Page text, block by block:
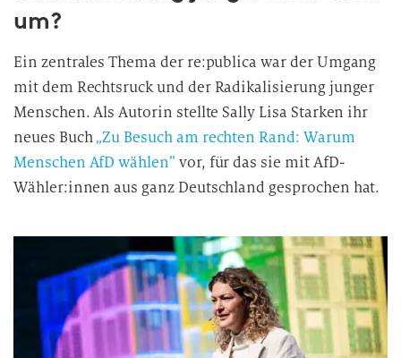
um?
Ein zentrales Thema der re:publica war der Umgang
mit dem Rechtsruck und der Radikalisierung junger
Menschen. Als Autorin stellte Sally Lisa Starken ihr
neues Buch„Zu Besuch am rechten Rand: Warum
Menschen AfD wählen” vor, für das sie mit AfD-
Wähler:innen aus ganz Deutschland gesprochen hat.